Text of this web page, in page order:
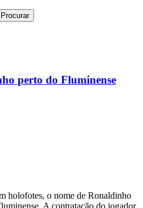
Procurar
perto do Fluminense
holofotes, o nome de Ronaldinho